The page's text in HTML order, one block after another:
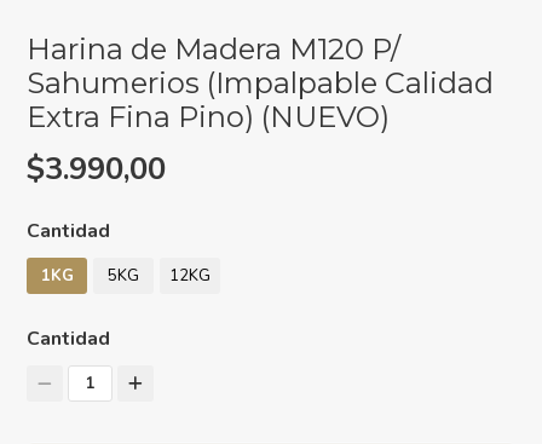
Harina de Madera M120 P/
Sahumerios (Impalpable Calidad
Extra Fina Pino) (NUEVO)
$3.990,00
Cantidad
1KG 5KG 12KG
Cantidad
1